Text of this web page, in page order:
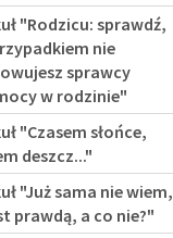
"Rodzicu: sprawdź,
nie
sprawcy
w rodzinie"
"Czasem słońce,
deszcz..."
"Już sama nie wiem,
prawdą, a co nie?"